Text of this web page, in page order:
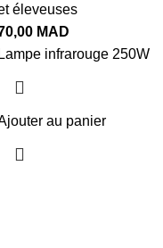
éleveuses
MAD
Lampe infrarouge 250W
au panier